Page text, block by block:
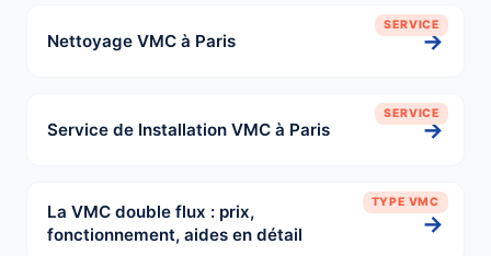
SERVICE
Nettoyage VMC à Paris →
SERVICE
Service de Installation VMC à Paris →
TYPE VMC
La VMC double flux : prix,
fonctionnement, aides en détail
→